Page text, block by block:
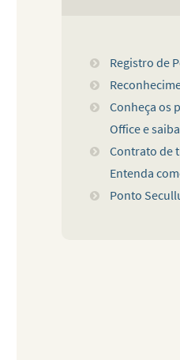
Registro de
Conheça os
Office e
Contrato de
Entenda
Ponto